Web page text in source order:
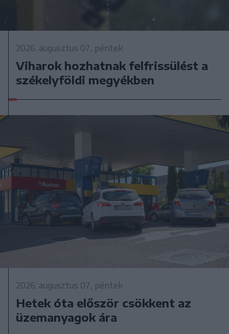
2026. augusztus 07., péntek
Viharok hozhatnak felfrissülést a
székelyföldi megyékben
2026. augusztus 07., péntek
Hetek óta először csökkent az
üzemanyagok ára